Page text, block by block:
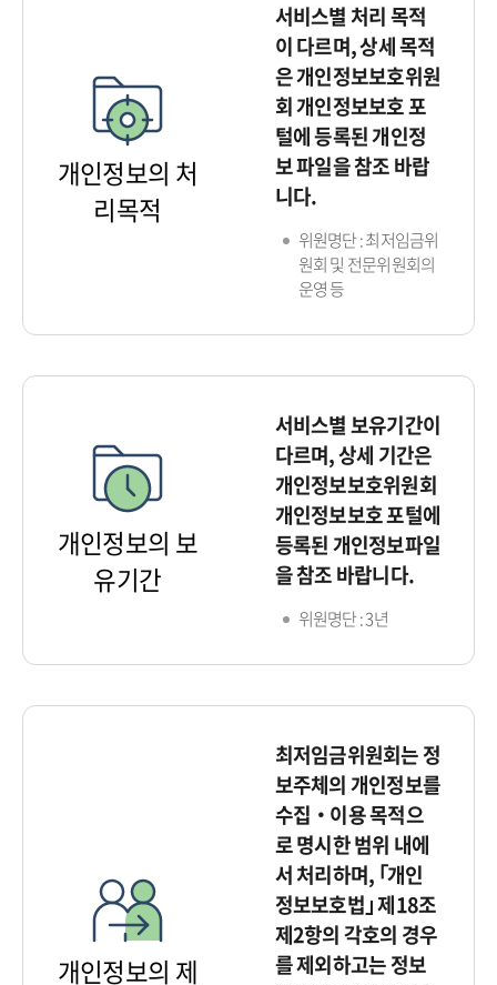
개인정보의 처
리목적
서비스별 처리 목적
이 다르며, 상세 목적
은 개인정보보호위원
회 개인정보보호 포
털에 등록된 개인정
보 파일을 참조 바랍
니다.
위원명단 : 최저임금위
원회 및 전문위원회의
운영 등
개인정보의 보
유기간
서비스별 보유기간이
다르며, 상세 기간은
개인정보보호위원회
개인정보보호 포털에
등록된 개인정보파일
을 참조 바랍니다.
위원명단 : 3년
개인정보의 제
최저임금위원회는 정
보주체의 개인정보를
수집‧이용 목적으
로 명시한 범위 내에
서 처리하며, ｢개인
정보보호법｣ 제18조
제2항의 각호의 경우
를 제외하고는 정보